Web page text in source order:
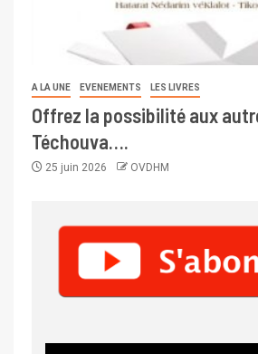
A LA UNE EVENEMENTS LES LIVRES
Offrez la possibilité aux
Téchouva….
25 juin 2026 OVDHM